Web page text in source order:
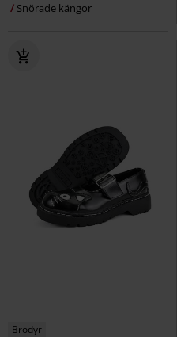
Snörade kängor
Brodyr